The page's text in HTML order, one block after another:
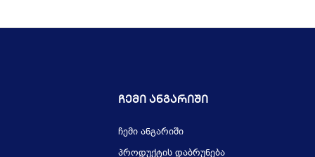
Ჩემი Ანგარიში
ჩემი ანგარიში
პროდუქტის დაბრუნება